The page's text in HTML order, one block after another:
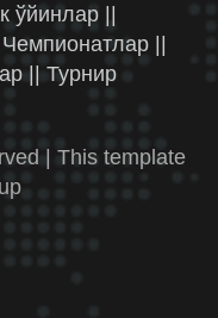
ўйинлар ||
||
|| Турнир
| This template